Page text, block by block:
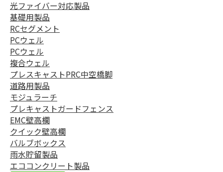
光ファイバー対応製品
基礎用製品
RCセグメント
PCウェル
PCウェル
複合ウェル
プレスキャストPRC中空橋脚
道路用製品
モジュラーチ
プレキャストガードフェンス
EMC壁高欄
クイック壁高欄
バルブボックス
雨水貯留製品
エココンクリート製品